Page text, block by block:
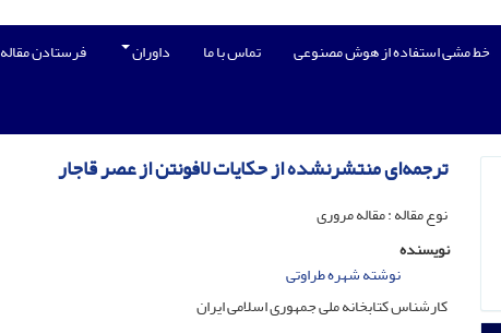
فرستادن مقاله داوران تماس با ما
خط مشی استفاده از هوش مصنوعی
ترجمه‌ای منتشرنشده از حکایات لافونتن از عصر قاجار
نوع مقاله : مقاله مروری
نویسنده
نوشته شهره طراوتی
کارشناس کتابخانه ملی جمهوری اسلامی ایران